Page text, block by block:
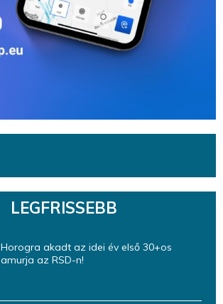
LEGFRISSEBB
Horogra akadt az idei év első 30+os
amurja az RSD-n!